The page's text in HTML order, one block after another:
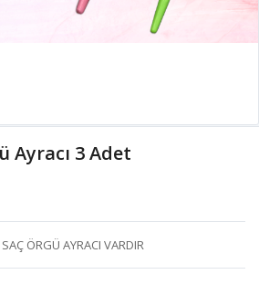
Ayracı 3 Adet
ÖRGÜ AYRACI VARDIR